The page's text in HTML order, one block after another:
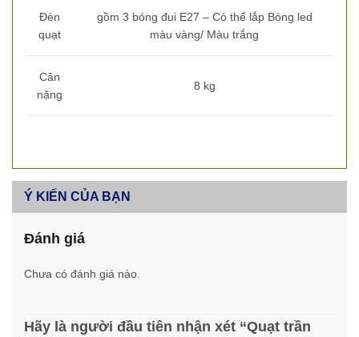
Đèn
quạt
gồm 3 bóng đui E27 – Có thể lắp Bóng led
màu vàng/ Màu trắng
Cân
nặng
8 kg
Ý KIẾN CỦA BẠN
Đánh giá
Chưa có đánh giá nào.
Hãy là người đầu tiên nhận xét “Quạt trần